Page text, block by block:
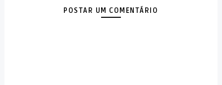
POSTAR UM COMENTÁRIO